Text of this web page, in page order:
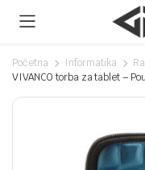
Početna Informatika
VIVANCO torba za tablet –